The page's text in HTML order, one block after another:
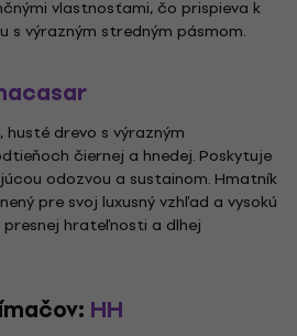
vlastnosťami, čo prispieva k
s výrazným stredným pásmom.
drevo s výrazným
čiernej a hnedej. Poskytuje
odozvou a sustainom. Hmatník
pre svoj luxusný vzhľad a vysokú
hrateľnosti a dlhej
HH